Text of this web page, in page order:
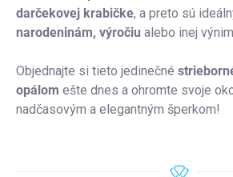
darčekovej krabičke, a preto sú
narodeninám, výročiu alebo inej
Objednajte si tieto jedinečné
opálom ešte dnes a ohromte svoje
nadčasovým a elegantným šperkom!